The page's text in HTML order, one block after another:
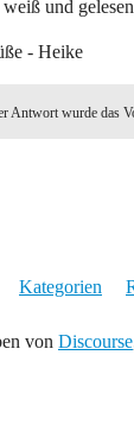
und
- Heike
Antwort wurde das
Kategorien
von Discourse